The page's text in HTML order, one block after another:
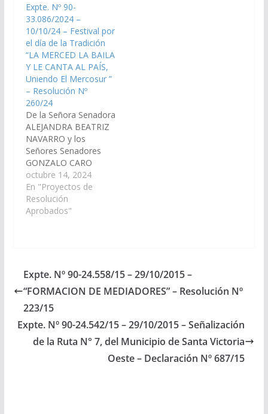
llevarse a cabo el día
12 de noviembre del
corriente año, en…
Expte. Nº 90-
33.086/2024 –
10/10/24 – Festival por
el día de la Tradición
“LA MERCED LA BAILA
Y LE CANTA AL PAÍS,
Uniendo El Mercosur ”
– Resolución Nº
260/24
De la Señora Senadora
ALEJANDRA BEATRIZ
NAVARRO y los
Señores Senadores
GONZALO CARO
DAVALOS Y DANI
RAUL NOLASCO,
declarar de interés de
Senado al Festival por
edición XVI, organizado
por el Ballet…
octubre 14, 2024
En "Proyectos de
Resolución
Aprobados"
Expte. Nº 90-24.558/15 – 29/10/2015 –
“FORMACION DE MEDIADORES” – Resolución Nº
223/15
Expte. Nº 90-24.542/15 – 29/10/2015 – Señalización
de la Ruta N° 7, del Municipio de Santa Victoria
Oeste – Declaración Nº 687/15